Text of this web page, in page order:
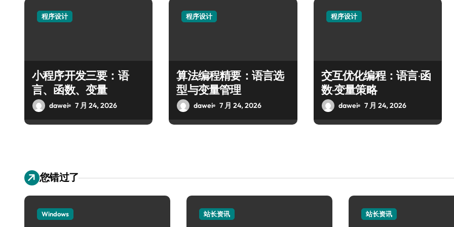
程序设计
小程序开发三要：语
言、函数、变量
dawei 7 月 24, 2026
程序设计
算法编程精要：语言选
型与变量管理
dawei 7 月 24, 2026
程序设计
交互优化编程：语言·函
数·变量策略
dawei 7 月 24, 2026
您错过了
Windows 站长资讯 站长资讯